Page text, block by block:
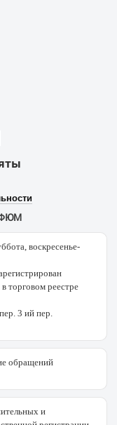
воскресенье-
торговом реестре
3 ий пер.
обращений
и